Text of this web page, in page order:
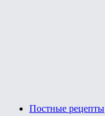
Постные рецепты